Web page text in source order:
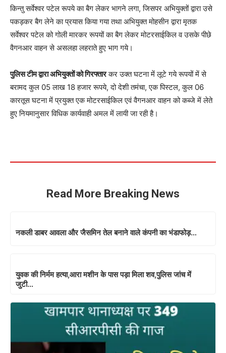
किन्तु सर्वेश्वर पटेल रूपये का बैग लेकर भागने लगा, जिसपर अभियुक्तों द्वारा उसे
पकड़कर बैग लेने का प्रयास किया गया तथा अभियुक्त मोहसीन द्वारा मृतक
सर्वेश्वर पटेल को गोली मारकर रूपयों का बैग लेकर मोटरसाईकिल व उसके पीछे
वैगनआर वाहन से असलहा लहराते हुए भाग गये।
पुलिस टीम द्वारा अभियुक्तों को गिरफ्तारकर उक्त घटना में लूटे गये रूपयों में से
बरामद कुल 05 लाख 18 हजार रूपये, दो देशी तमंचा, एक पिस्टल, कुल 06
कारतूस घटना में प्रयुक्त एक मोटरसाईकिल एवं वैगनआर वाहन को कब्जे में लेते
हुए नियमानुसार विधिक कार्यवाही अमल में लायी जा रही है।
Read More Breaking News
नकली डाबर आवला और जैसमिन तेल बनाने वाले कंपनी का भंडाफोड़…
युवक की निर्मम हत्या,आरा मशीन के पास पड़ा मिला शव,पुलिस जांच में
जुटी…